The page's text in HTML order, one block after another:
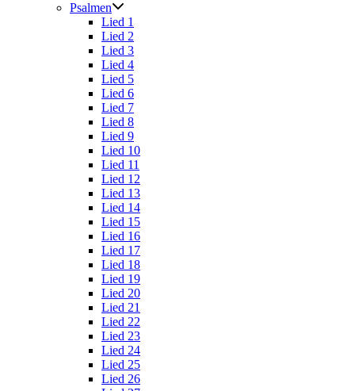
Psalmen
Lied 1
Lied 2
Lied 3
Lied 4
Lied 5
Lied 6
Lied 7
Lied 8
Lied 9
Lied 10
Lied 11
Lied 12
Lied 13
Lied 14
Lied 15
Lied 16
Lied 17
Lied 18
Lied 19
Lied 20
Lied 21
Lied 22
Lied 23
Lied 24
Lied 25
Lied 26